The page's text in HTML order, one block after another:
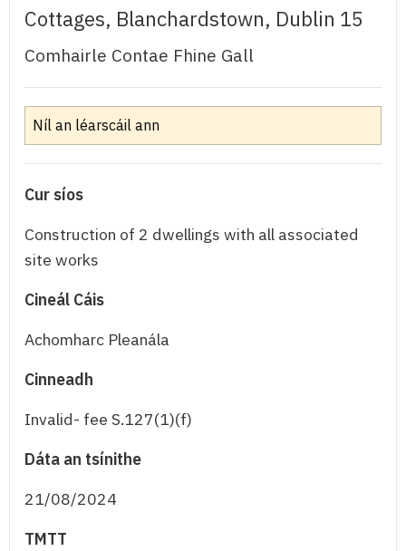
Cottages, Blanchardstown, Dublin 15
Comhairle Contae Fhine Gall
Níl an léarscáil ann
Cur síos
Construction of 2 dwellings with all associated
site works
Cineál Cáis
Achomharc Pleanála
Cinneadh
Invalid- fee S.127(1)(f)
Dáta an tsínithe
21/08/2024
TMTT